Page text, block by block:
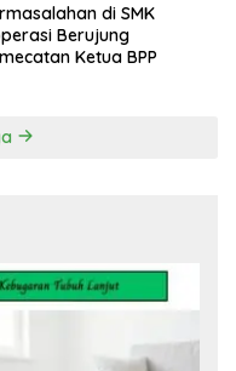
di SMK
Berujung
Ketua BPP